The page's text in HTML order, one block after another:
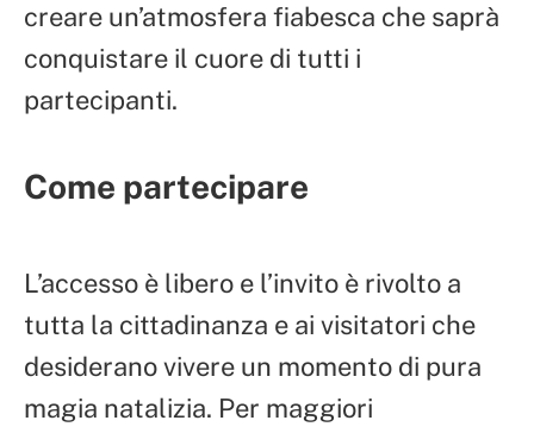
creare un’atmosfera fiabesca che saprà
conquistare il cuore di tutti i
partecipanti.
Come partecipare
L’accesso è libero e l’invito è rivolto a
tutta la cittadinanza e ai visitatori che
desiderano vivere un momento di pura
magia natalizia. Per maggiori